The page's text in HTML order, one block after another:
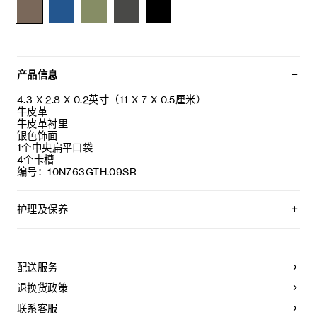
产品信息
4.3 X 2.8 X 0.2英寸（11 X 7 X 0.5厘米）
牛皮革
牛皮革衬里
银色饰面
1个中央扁平口袋
4个卡槽
编号：10N763GTH.09SR
护理及保养
建议您：
- 防止潮湿；避免接触液体、护手霜、洗手液、化妆品及香水。
如果您的手袋不慎接触到水或上述物质，请用干燥且不带绒毛
配送服务
退换货政策
联系客服